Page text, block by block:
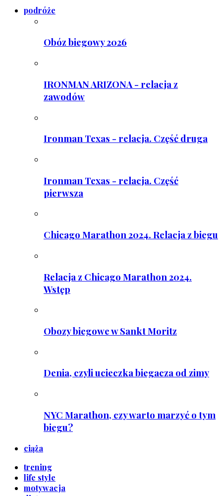
podróże
Obóz biegowy 2026
IRONMAN ARIZONA - relacja z
zawodów
Ironman Texas - relacja. Część druga
Ironman Texas - relacja. Część
pierwsza
Chicago Marathon 2024. Relacja z biegu
Relacja z Chicago Marathon 2024.
Wstęp
Obozy biegowe w Sankt Moritz
Denia, czyli ucieczka biegacza od zimy
NYC Marathon, czy warto marzyć o tym
biegu?
ciąża
trening
life style
motywacja